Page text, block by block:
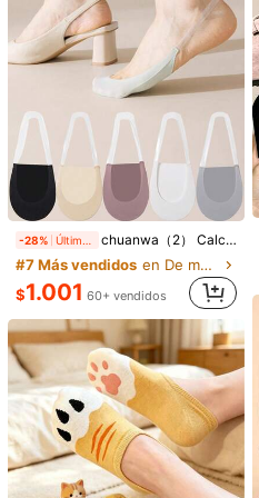
5 pares de calcetines invisibles divertidos y lindos para tobillo para mujeres y hombres, corte bajo transpirable, esencial para volver a la escuela, con tiras de silicona antideslizantes para uso diario
-28% chuanwa（2） Calcetines de tobillo transparentes con tirantes finos para mujer, de material de seda de hielo, refrescantes y cómodos, invisibles para tacones altos, calcetines tipo barco de baja altura, regalo de Navidad
#7 Más vendidos
en De moda Calcetines invisibles para mujer
$1.001 60+ vendidos